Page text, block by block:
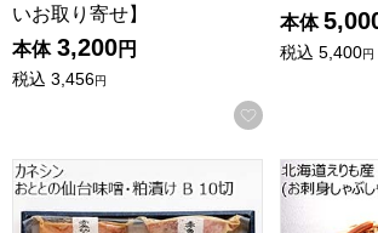
いお取り寄せ】
本体 3,200円
税込 3,456円
お気に入りに
本体
税込 5,400円
カネシン おととの仙台味噌・粕漬け B
北海道え